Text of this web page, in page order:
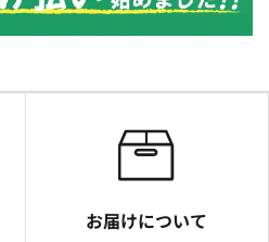
お届けについて